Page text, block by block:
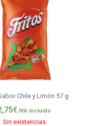
Chile y Limón 57 g
€ IVA incluido
Sin existencias